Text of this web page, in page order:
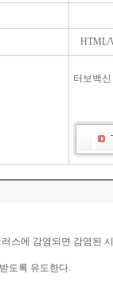
HTML/
터보백
스에 감염되면 감염된
도록 유도한다.